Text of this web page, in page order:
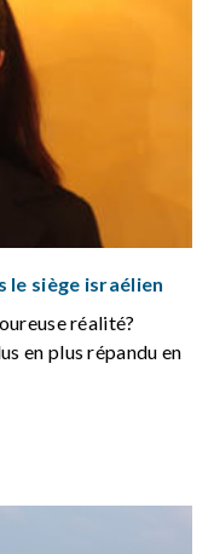
le siège israélien
réalité?
en plus répandu en